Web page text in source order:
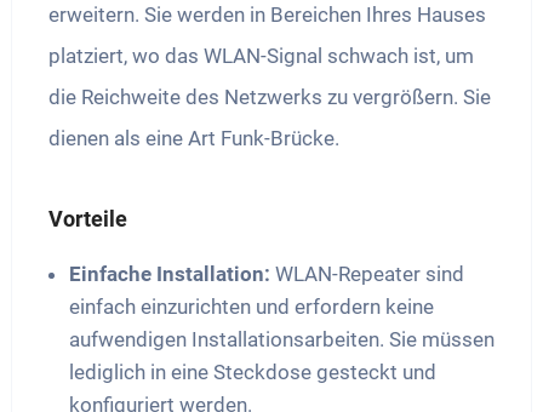
erweitern. Sie werden in Bereichen Ihres Hauses
platziert, wo das WLAN-Signal schwach ist, um
die Reichweite des Netzwerks zu vergrößern. Sie
dienen als eine Art Funk-Brücke.
Vorteile
Einfache Installation: WLAN-Repeater sind
einfach einzurichten und erfordern keine
aufwendigen Installationsarbeiten. Sie müssen
lediglich in eine Steckdose gesteckt und
konfiguriert werden.